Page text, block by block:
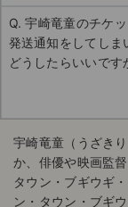
Q. 宇崎竜童のチケ
発送通知をしてしま
どうしたらいいです
宇崎竜童（うざき
か、俳優や映画監
タウン・ブギウギ
ン・タウン・ブギ